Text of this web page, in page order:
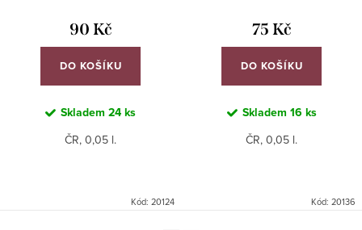
90 Kč
DO KOŠÍKU
Skladem 24 ks
ČR, 0,05 l.
Kód: 20124
75 Kč
DO KOŠÍKU
Skladem 16 ks
ČR, 0,05 l.
Kód: 20136